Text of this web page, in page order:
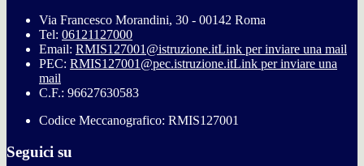
Via Francesco Morandini, 30 - 00142 Roma
Tel: 06121127000
Email: RMIS127001@istruzione.itLink per inviare una mail
PEC: RMIS127001@pec.istruzione.itLink per inviare una
mail
C.F.: 96627630583
Codice Meccanografico: RMIS127001
Seguici su